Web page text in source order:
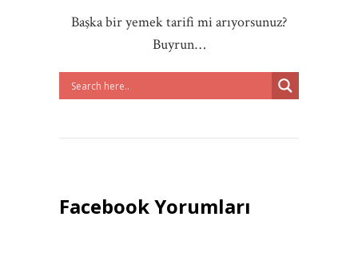
Başka bir yemek tarifi mi arıyorsunuz?
Buyrun…
Facebook Yorumları